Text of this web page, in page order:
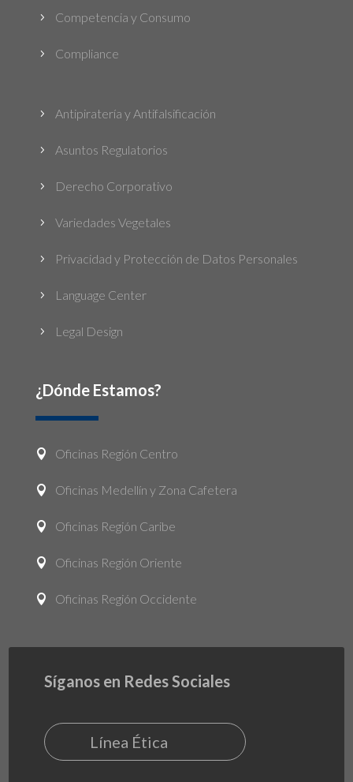
5 Competencia y Consumo
5 Compliance
5 Antipiratería y Antifalsificación
5 Asuntos Regulatorios
5 Derecho Corporativo
5 Variedades Vegetales
5 Privacidad y Protección de Datos Personales
5 Language Center
5 Legal Design
¿Dónde Estamos?
 Oficinas Región Centro
 Oficinas Medellín y Zona Cafetera
 Oficinas Región Caribe
 Oficinas Región Oriente
 Oficinas Región Occidente
Síganos en Redes Sociales
Línea Ética